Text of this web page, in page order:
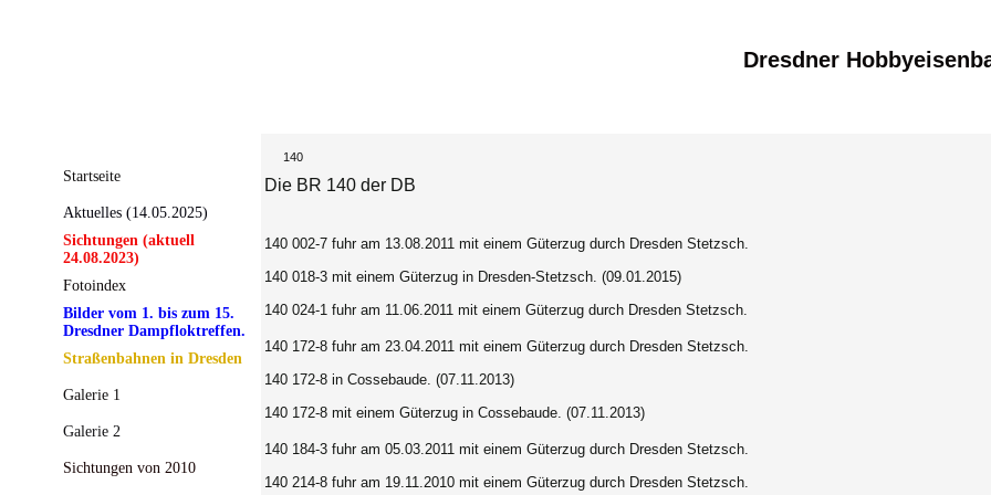
Dresdner
Startseite
Aktuelles (14.05.2025)
Sichtungen (aktuell
24.08.2023)
Fotoindex
Bilder vom 1. bis zum 15.
Dresdner Dampfloktreffen.
Straßenbahnen in Dresden
Galerie 1
Galerie 2
Sichtungen von 2010
140
Die BR 140 der DB
140 002-7 fuhr am 13.08.2011 mit einem Güterzug durch Dresden Stetzsch.
140 018-3 mit einem Güterzug in Dresden-Stetzsch. (09.01.2015)
140 024-1 fuhr am 11.06.2011 mit einem Güterzug durch Dresden Stetzsch.
140 172-8 fuhr am 23.04.2011 mit einem Güterzug durch Dresden Stetzsch.
140 172-8 in Cossebaude. (07.11.2013)
140 172-8 mit einem Güterzug in Cossebaude. (07.11.2013)
140 184-3 fuhr am 05.03.2011 mit einem Güterzug durch Dresden Stetzsch.
140 214-8 fuhr am 19.11.2010 mit einem Güterzug durch Dresden Stetzsch.